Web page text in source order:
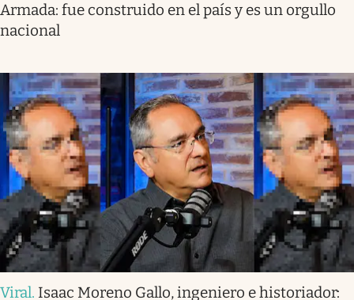
Armada: fue construido en el país y es un orgullo
nacional
Viral. Isaac Moreno Gallo, ingeniero e historiador: